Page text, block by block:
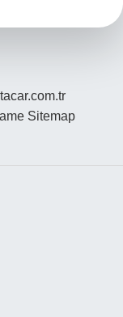
Sitemap